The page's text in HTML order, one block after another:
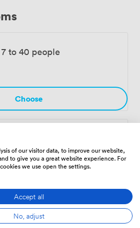
übrigens auch exklusiv für Ihre
Haustür, und zum Terminal sind es
Diese einzigartige Lage macht
Region unsere Räumlichkeiten
und Firmenevents. Auch
ebenfalls zur
to 40 people
Choose
15 to 80 people
of our visitor data, to improve our website,
to give you a great website experience. For
we use open the settings.
Accept all
No, adjust